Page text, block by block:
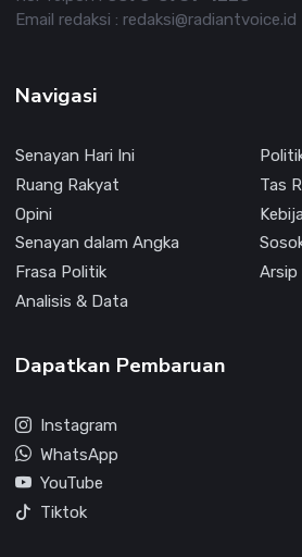
Email redaksi : redaksi@radiantvoice.id
Navigasi
Senayan Hari Ini
Ruang Rakyat
Tas
Opini
Senayan dalam Angka
Frasa Politik
Arsip
Analisis & Data
Dapatkan Pembaruan
Instagram
WhatsApp
YouTube
Tiktok